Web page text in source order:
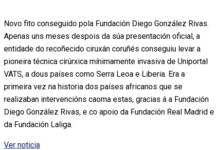
Novo fito conseguido pola Fundación Diego González Rivas.
Apenas uns meses despois da súa presentación oficial, a
entidade do recoñecido ciruxán coruñés conseguiu levar a
pioneira técnica cirúrxica mínimamente invasiva de Uniportal
VATS, a dous países como Serra Leoa e Liberia. Era a
primeira vez na historia dos países africanos que se
realizaban intervencións caoma estas, gracias á a Fundación
Diego González Rivas, e co apoio da Fundación Real Madrid e
da Fundación Laliga.
Ver noticia